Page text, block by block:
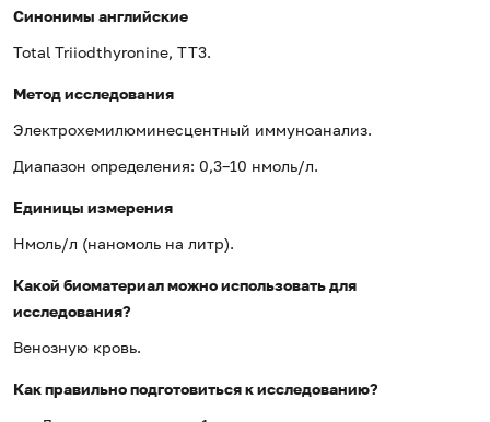
Синонимы английские
Total Triiodthyronine, TT3.
Метод исследования
Электрохемилюминесцентный иммуноанализ.
Диапазон определения: 0,3–10 нмоль/л.
Единицы измерения
Нмоль/л (наномоль на литр).
Какой биоматериал можно использовать для
исследования?
Венозную кровь.
Как правильно подготовиться к исследованию?